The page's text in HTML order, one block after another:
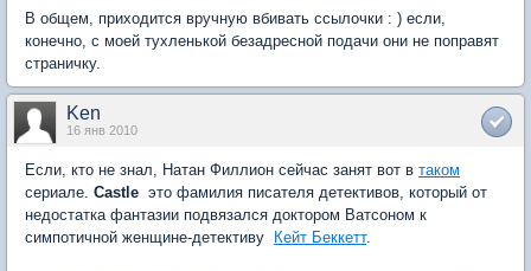
В общем, приходится вручную вбивать ссылочки : ) если,
конечно, с моей тухленькой безадресной подачи они не поправят
страничку.
Ken
16 янв 2010
Если, кто не знал, Натан Филлион сейчас занят вот в таком
сериале. Castle  это фамилия писателя детективов, который от
недостатка фантазии подвязался доктором Ватсоном к
симпотичной женщине-детективу  Кейт Беккетт.